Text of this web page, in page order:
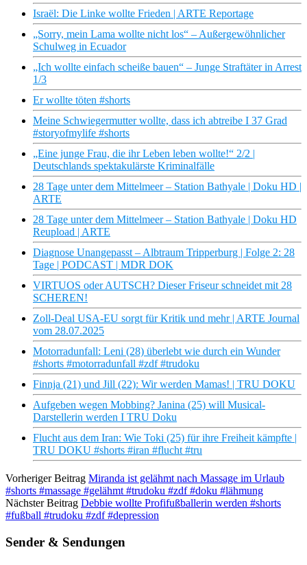
Israël: Die Linke wollte Frieden | ARTE Reportage
„Sorry, mein Lama wollte nicht los“ – Außergewöhnlicher
Schulweg in Ecuador
„Ich wollte einfach scheiße bauen“ – Junge Straftäter in Arrest
1/3
Er wollte töten #shorts
Meine Schwiegermutter wollte, dass ich abtreibe I 37 Grad
#storyofmylife #shorts
„Eine junge Frau, die ihr Leben leben wollte!“ 2/2 |
Deutschlands spektakulärste Kriminalfälle
28 Tage unter dem Mittelmeer – Station Bathyale | Doku HD |
ARTE
28 Tage unter dem Mittelmeer – Station Bathyale | Doku HD
Reupload | ARTE
Diagnose Unangepasst – Albtraum Tripperburg | Folge 2: 28
Tage | PODCAST | MDR DOK
VIRTUOS oder AUTSCH? Dieser Friseur schneidet mit 28
SCHEREN!
Zoll-Deal USA-EU sorgt für Kritik und mehr | ARTE Journal
vom 28.07.2025
Motorradunfall: Leni (28) überlebt wie durch ein Wunder
#shorts #motorradunfall #zdf #trudoku
Finnja (21) und Jill (22): Wir werden Mamas! | TRU DOKU
Aufgeben wegen Mobbing? Janina (25) will Musical-
Darstellerin werden I TRU Doku
Flucht aus dem Iran: Wie Toki (25) für ihre Freiheit kämpfte |
TRU DOKU #shorts #iran #flucht #tru
Vorheriger Beitrag Miranda ist gelähmt nach Massage im Urlaub
#shorts #massage #gelähmt #trudoku #zdf #doku #lähmung
Nächster Beitrag Debbie wollte Profifußballerin werden #shorts
#fußball #trudoku #zdf #depression
Sender & Sendungen